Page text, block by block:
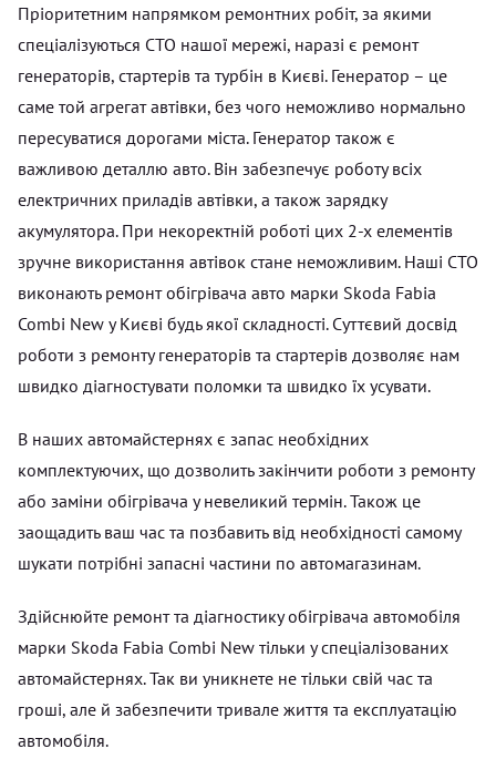
Пріоритетним напрямком ремонтних робіт, за якими
спеціалізуються СТО нашої мережі, наразі є ремонт
генераторів, стартерів та турбін в Києві. Генератор – це
саме той агрегат автівки, без чого неможливо нормально
пересуватися дорогами міста. Генератор також є
важливою деталлю авто. Він забезпечує роботу всіх
електричних приладів автівки, а також зарядку
акумулятора. При некоректній роботі цих 2-х елементів
зручне використання автівок стане неможливим. Наші СТО
виконають ремонт обігрівача авто марки Skoda Fabia
Combi New у Києві будь якої складності. Суттєвий досвід
роботи з ремонту генераторів та стартерів дозволяє нам
швидко діагностувати поломки та швидко їх усувати.
В наших автомайстернях є запас необхідних
комплектуючих, що дозволить закінчити роботи з ремонту
або заміни обігрівача у невеликий термін. Також це
заощадить ваш час та позбавить від необхідності самому
шукати потрібні запасні частини по автомагазинам.
Здійснюйте ремонт та діагностику обігрівача автомобіля
марки Skoda Fabia Combi New тільки у спеціалізованих
автомайстернях. Так ви уникнете не тільки свій час та
гроші, але й забезпечити тривале життя та експлуатацію
автомобіля.